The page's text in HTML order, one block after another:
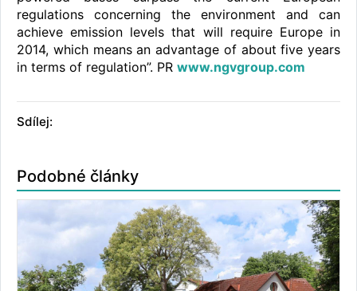
regulations concerning the environment and can
achieve emission levels that will require Europe in
2014, which means an advantage of about five years
in terms of regulation”. PR www.ngvgroup.com
Sdílej:
Podobné články